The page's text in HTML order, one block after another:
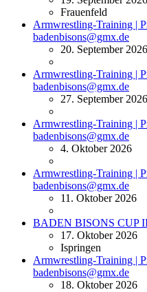
Frauenfeld
Armwrestling-Training |
badenbisons@gmx.de
20. September 2026
Armwrestling-Training |
badenbisons@gmx.de
27. September 2026
Armwrestling-Training |
badenbisons@gmx.de
4. Oktober 2026
Armwrestling-Training |
badenbisons@gmx.de
11. Oktober 2026
BADEN BISONS CUP
17. Oktober 2026
Ispringen
Armwrestling-Training |
badenbisons@gmx.de
18. Oktober 2026